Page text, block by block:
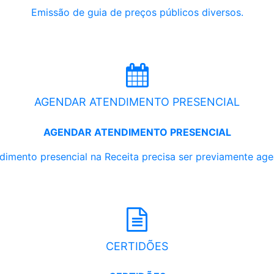
Emissão de guia de preços públicos diversos.
AGENDAR ATENDIMENTO PRESENCIAL
AGENDAR ATENDIMENTO PRESENCIAL
presencial na Receita precisa ser previamente
CERTIDÕES